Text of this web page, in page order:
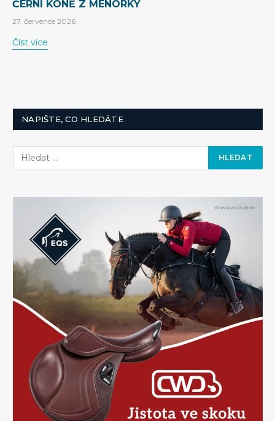
ČERNÍ KONĚ Z MENORKY
27. července 2026
Číst více
NAPIŠTE, CO HLEDÁTE